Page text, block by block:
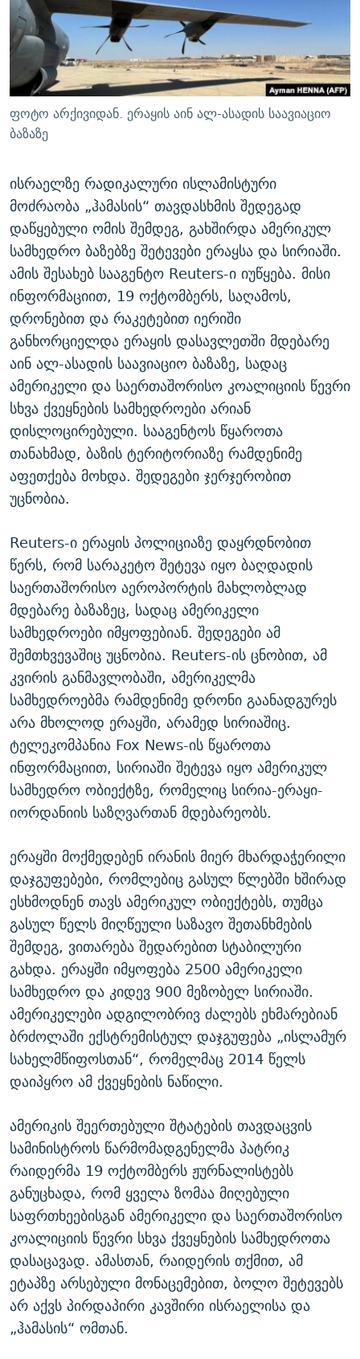
ᲛᲝᲚᲐᲞᲐᲠᲐᲙᲔ ᲢᲔᲥᲡᲢᲔᲑᲘ
ᲨᲘᲜ - ᲣᲪᲮᲝᲔᲗᲨᲘ
ᲚᲘᲢᲔᲠᲐᲢᲣᲠᲣᲚᲘ ᲬᲐᲮᲜᲐᲒᲔᲑᲘ
ᲐᲛᲔᲠᲘᲙᲣᲚᲘ ᲛᲝᲗᲮᲠᲝᲑᲐ
ᲘᲛᲞᲔᲠᲘᲐ ᲓᲐ ᲠᲐᲓᲘᲝ
ᲩᲔᲛᲘ ᲡᲘᲙᲕᲓᲘᲚᲘᲡ ᲛᲘᲖᲔᲖᲘᲐ COVID-19
11 ᲬᲔᲚᲘ - 11 ᲐᲛᲑᲐᲕᲘ
ᲡᲐᲞᲐᲠᲚᲐᲛᲔᲜᲢᲝ ᲐᲠᲩᲔᲕᲜᲔᲑᲘᲡ ᲘᲡᲢᲝᲠᲘᲐ
ᲑᲐᲕᲨᲕᲔᲑᲘ ᲞᲠᲝᲡᲢᲘᲢᲣᲪᲘᲐᲨᲘ - ᲐᲛᲝᲣᲗᲥᲛᲔᲚᲘ ᲐᲛᲑᲐᲕᲘ
5 ᲐᲛᲑᲐᲕᲘ - 20 ᲘᲕᲜᲘᲡᲡ ᲓᲐᲨᲐᲕᲔᲑᲣᲚᲔᲑᲘ
ПРИВЕТ ᲙᲣᲚᲢᲣᲠᲐ
ᲒᲐᲛᲝᲘᲬᲔᲠᲔ
რთე/რთ-ის ყველა საიტი
ფოტო არქივიდან. ერაყის აინ ალ-ასადის საავიაციო
ბაზაზე
ისრაელზე რადიკალური ისლამისტური
მოძრაობა „ჰამასის“ თავდასხმის შედეგად
დაწყებული ომის შემდეგ, გახშირდა ამერიკულ
სამხედრო ბაზებზე შეტევები ერაყსა და სირიაში.
ამის შესახებ სააგენტო Reuters-ი იუწყება. მისი
ინფორმაციით, 19 ოქტომბერს, საღამოს,
დრონებით და რაკეტებით იერიში
განხორციელდა ერაყის დასავლეთში მდებარე
აინ ალ-ასადის საავიაციო ბაზაზე, სადაც
ამერიკელი და საერთაშორისო კოალიციის წევრი
სხვა ქვეყნების სამხედროები არიან
დისლოცირებული. სააგენტოს წყაროთა
თანახმად, ბაზის ტერიტორიაზე რამდენიმე
აფეთქება მოხდა. შედეგები ჯერჯერობით
უცნობია.
Reuters-ი ერაყის პოლიციაზე დაყრდნობით
წერს, რომ სარაკეტო შეტევა იყო ბაღდადის
საერთაშორისო აეროპორტის მახლობლად
მდებარე ბაზაზეც, სადაც ამერიკელი
სამხედროები იმყოფებიან. შედეგები ამ
შემთხვევაშიც უცნობია. Reuters-ის ცნობით, ამ
კვირის განმავლობაში, ამერიკელმა
სამხედროებმა რამდენიმე დრონი გაანადგურეს
არა მხოლოდ ერაყში, არამედ სირიაშიც.
ტელეკომპანია Fox News-ის წყაროთა
ინფორმაციით, სირიაში შეტევა იყო ამერიკულ
სამხედრო ობიექტზე, რომელიც სირია-ერაყი-
იორდანიის საზღვართან მდებარეობს.
ერაყში მოქმედებენ ირანის მიერ მხარდაჭერილი
დაჯგუფებები, რომლებიც გასულ წლებში ხშირად
ესხმოდნენ თავს ამერიკულ ობიექტებს, თუმცა
გასულ წელს მიღწეული საზავო შეთანხმების
შემდეგ, ვითარება შედარებით სტაბილური
გახდა. ერაყში იმყოფება 2500 ამერიკელი
სამხედრო და კიდევ 900 მეზობელ სირიაში.
ამერიკელები ადგილობრივ ძალებს ეხმარებიან
ბრძოლაში ექსტრემისტულ დაჯგუფება „ისლამურ
სახელმწიფოსთან“, რომელმაც 2014 წელს
დაიპყრო ამ ქვეყნების ნაწილი.
ამერიკის შეერთებული შტატების თავდაცვის
სამინისტროს წარმომადგენელმა პატრიკ
რაიდერმა 19 ოქტომბერს ჟურნალისტებს
განუცხადა, რომ ყველა ზომაა მიღებული
საფრთხეებისგან ამერიკელი და საერთაშორისო
კოალიციის წევრი სხვა ქვეყნების სამხედროთა
დასაცავად. ამასთან, რაიდერის თქმით, ამ
ეტაპზე არსებული მონაცემებით, ბოლო შეტევებს
არ აქვს პირდაპირი კავშირი ისრაელისა და
„ჰამასის“ ომთან.